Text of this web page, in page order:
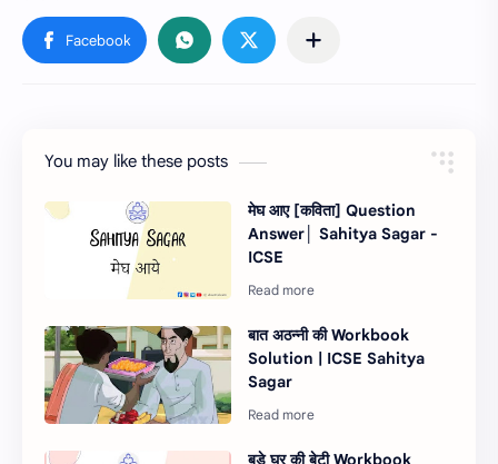
You may like these posts
मेघ आए [कविता] Question
Answer│ Sahitya Sagar -
ICSE
बात अठन्नी की Workbook
Solution | ICSE Sahitya
Sagar
बड़े घर की बेटी Workbook